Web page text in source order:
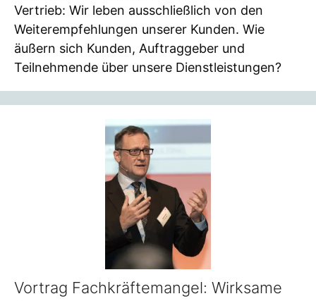
Vertrieb: Wir leben ausschließlich von den
Weiterempfehlungen unserer Kunden. Wie
äußern sich Kunden, Auftraggeber und
Teilnehmende über unsere Dienstleistungen?
Vortrag Fachkräftemangel: Wirksame